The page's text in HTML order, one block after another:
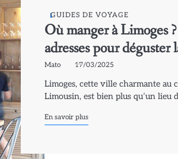
GUIDES DE VOYAGE
Où manger à Limoges
adresses pour déguster
Mato 17/03/2025
Limoges, cette ville charmante au
Limousin, est bien plus qu’un lieu
En savoir plus